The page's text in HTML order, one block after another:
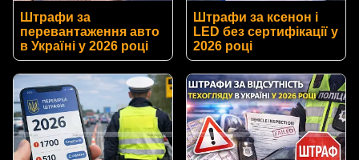
Штрафи за
перевантаження авто
в Україні у 2026 році
Штрафи за ксенон і
LED без сертифікації у
2026 році